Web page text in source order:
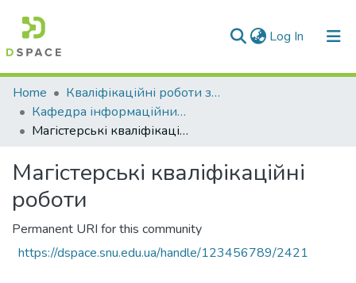
Log In (current)
Communities & Collections
All of DSpace
Home
Кваліфікаційні роботи здобувачів вищої освіти
Кафедра інформаційних технологій та програмування (ІТП)
Магістерські кваліфікаційні роботи
Магістерські кваліфікаційні
роботи
Permanent URI for this community
https://dspace.snu.edu.ua/handle/123456789/2421